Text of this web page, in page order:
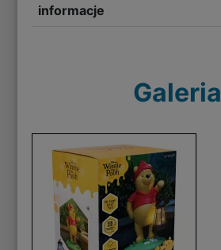
informacje
Galeria